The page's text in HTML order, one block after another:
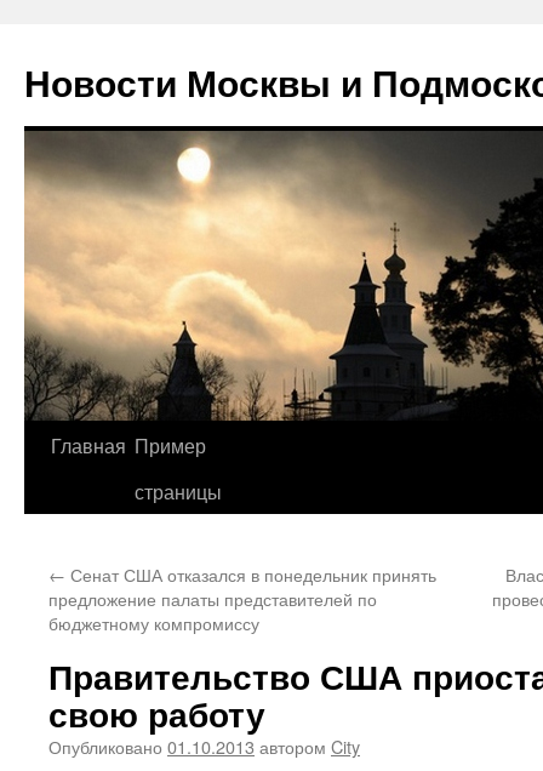
Новости Москвы и
Перейти
Главная Пример
страницы
← Сенат США отказался в понедельник принять
предложение палаты представителей по
бюджетному компромиссу
Правительство США
свою работу
Опубликовано 01.10.2013 автором City